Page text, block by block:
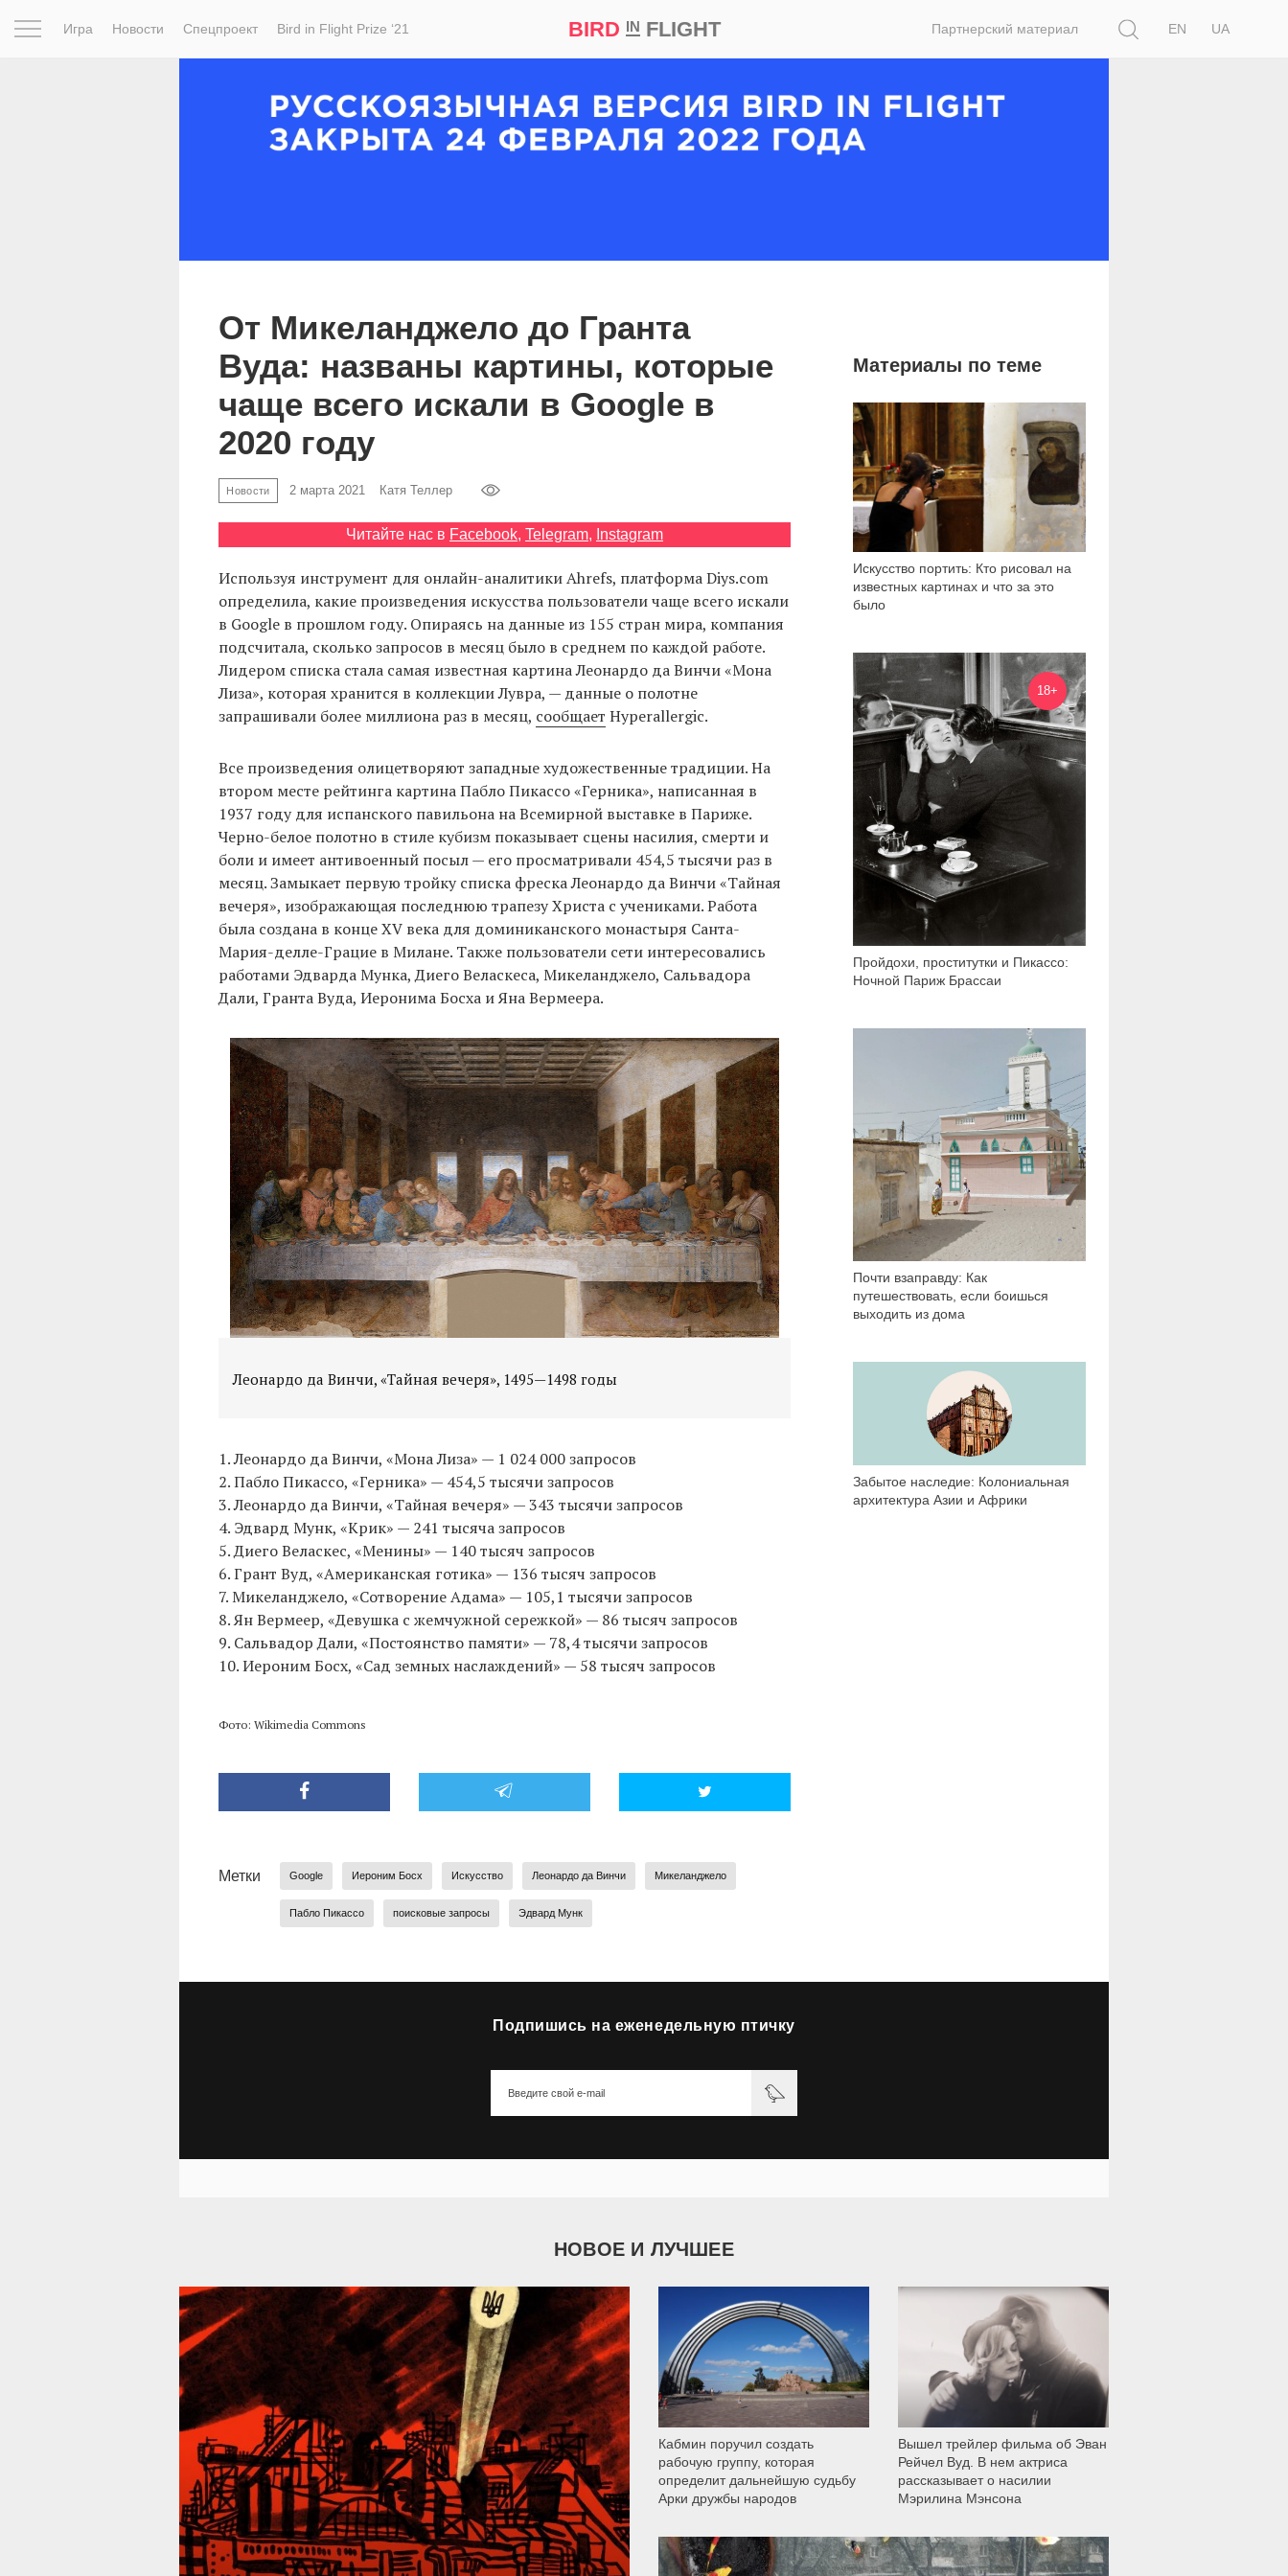
Игра Новости Спецпроект Bird in Flight Prize ‘21 BIRD INFLIGHT Партнерский материал
EN
UA
От Микеланджело до Гранта
Вуда: названы картины, которые
чаще всего искали в Google в
2020 году
Новости 2 марта 2021 Катя Теллер
Читайте нас в Facebook, Telegram, Instagram
Используя инструмент для онлайн-аналитики Ahrefs, платформа Diys.com
определила, какие произведения искусства пользователи чаще всего искали
в Google в прошлом году. Опираясь на данные из 155 стран мира, компания
подсчитала, сколько запросов в месяц было в среднем по каждой работе.
Лидером списка стала самая известная картина Леонардо да Винчи «Мона
Лиза», которая хранится в коллекции Лувра, — данные о полотне
запрашивали более миллиона раз в месяц, сообщает Hyperallergic.
Все произведения олицетворяют западные художественные традиции. На
втором месте рейтинга картина Пабло Пикассо «Герника», написанная в
1937 году для испанского павильона на Всемирной выставке в Париже.
Черно-белое полотно в стиле кубизм показывает сцены насилия, смерти и
боли и имеет антивоенный посыл — его просматривали 454,5 тысячи раз в
месяц. Замыкает первую тройку списка фреска Леонардо да Винчи «Тайная
вечеря», изображающая последнюю трапезу Христа с учениками. Работа
была создана в конце XV века для доминиканского монастыря Санта-
Мария-делле-Грацие в Милане. Также пользователи сети интересовались
работами Эдварда Мунка, Диего Веласкеса, Микеланджело, Сальвадора
Дали, Гранта Вуда, Иеронима Босха и Яна Вермеера.
Леонардо да Винчи, «Тайная вечеря», 1495—1498 годы
1. Леонардо да Винчи, «Мона Лиза» — 1 024 000 запросов
2. Пабло Пикассо, «Герника» — 454,5 тысячи запросов
3. Леонардо да Винчи, «Тайная вечеря» — 343 тысячи запросов
4. Эдвард Мунк, «Крик» — 241 тысяча запросов
5. Диего Веласкес, «Менины» — 140 тысяч запросов
6. Грант Вуд, «Американская готика» — 136 тысяч запросов
7. Микеланджело, «Сотворение Адама» — 105,1 тысячи запросов
8. Ян Вермеер, «Девушка с жемчужной сережкой» — 86 тысяч запросов
9. Сальвадор Дали, «Постоянство памяти» — 78,4 тысячи запросов
10. Иероним Босх, «Сад земных наслаждений» — 58 тысяч запросов
Фото: Wikimedia Commons
Метки Google Иероним Босх Искусство Леонардо да Винчи Микеланджело
Пабло Пикассо поисковые запросы Эдвард Мунк
Материалы по теме
Искусство портить: Кто рисовал на
известных картинах и что за это
было
10 414
18+
Пройдохи, проститутки и Пикассо:
Ночной Париж Брассаи
12 013
Почти взаправду: Как
путешествовать, если боишься
выходить из дома
Забытое наследие: Колониальная
архитектура Азии и Африки
Подпишись на еженедельную птичку
НОВОЕ И ЛУЧШЕЕ
39 288
Кабмин поручил создать
рабочую группу, которая
определит дальнейшую судьбу
Арки дружбы народов
9 787
Вышел трейлер фильма об Эван
Рейчел Вуд. В нем актриса
рассказывает о насилии
Мэрилина Мэнсона
12 300